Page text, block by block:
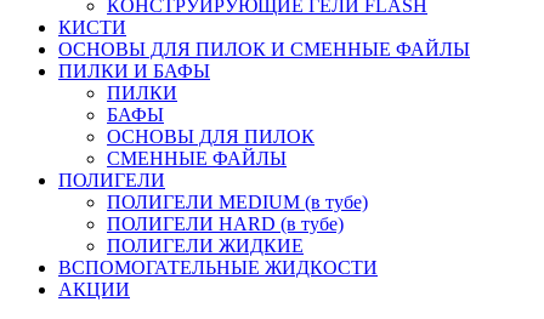
КОНСТРУИРУЮЩИЕ ГЕЛИ FLASH
КИСТИ
ОСНОВЫ ДЛЯ ПИЛОК И СМЕННЫЕ ФАЙЛЫ
ПИЛКИ И БАФЫ
ПИЛКИ
БАФЫ
ОСНОВЫ ДЛЯ ПИЛОК
СМЕННЫЕ ФАЙЛЫ
ПОЛИГЕЛИ
ПОЛИГЕЛИ MEDIUM (в тубе)
ПОЛИГЕЛИ HARD (в тубе)
ПОЛИГЕЛИ ЖИДКИЕ
ВСПОМОГАТЕЛЬНЫЕ ЖИДКОСТИ
АКЦИИ